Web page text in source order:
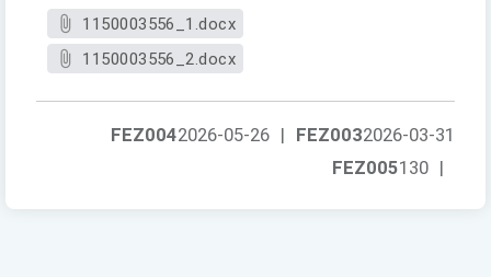
1150003556_1.docx
1150003556_2.docx
FEZ0032026-03-31
FEZ0042026-05-26 |
FEZ005130 |